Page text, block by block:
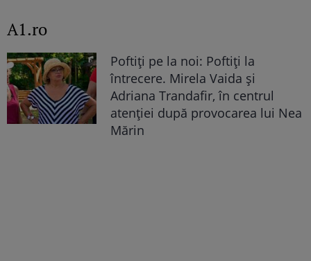
A1.ro
Poftiți pe la noi: Poftiți la
întrecere. Mirela Vaida și
Adriana Trandafir, în centrul
atenției după provocarea lui Nea
Mărin